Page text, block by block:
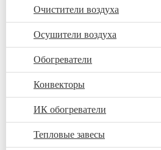
Очистители воздуха
Осушители воздуха
Обогреватели
Конвекторы
ИК обогреватели
Тепловые завесы